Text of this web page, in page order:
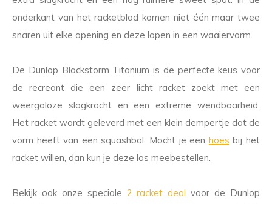
onderkant van het racketblad komen niet één maar twee
snaren uit elke opening en deze lopen in een waaiervorm.
De Dunlop Blackstorm Titanium is de perfecte keus voor
de recreant die een zeer licht racket zoekt met een
weergaloze slagkracht en een extreme wendbaarheid.
Het racket wordt geleverd met een klein dempertje dat de
vorm heeft van een squashbal. Mocht je een hoes bij het
racket willen, dan kun je deze los meebestellen.
Bekijk ook onze speciale 2 racket deal voor de Dunlop